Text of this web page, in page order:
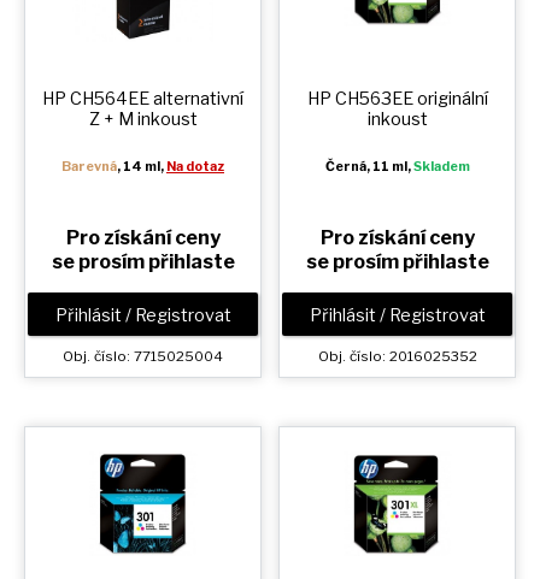
HP CH564EE alternativní
Z + M inkoust
Barevná, 14 ml, Na dotaz
Pro získání ceny
se prosím přihlaste
Přihlásit / Registrovat
Obj. číslo: 7715025004
HP CH563EE originální
inkoust
Černá, 11 ml,Skladem
Pro získání ceny
se prosím přihlaste
Přihlásit / Registrovat
Obj. číslo: 2016025352